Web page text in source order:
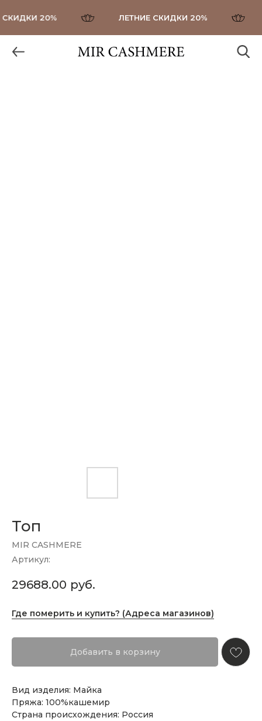
20% ЛЕТНИЕ СКИДКИ 20%
Топ
MIR CASHMERE
Артикул:
29688.00 руб.
Где померить и купить? (Адреса магазинов)
Добавить в корзину
Вид изделия: Майка
Пряжа: 100%кашемир
Страна происхождения: Россия